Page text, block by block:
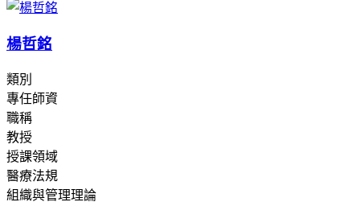
楊哲銘
類別
專任師資
職稱
教授
授課領域
醫療法規
組織與管理理論